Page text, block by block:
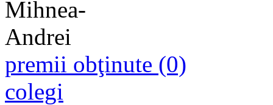
premii obţinute (0)
colegi